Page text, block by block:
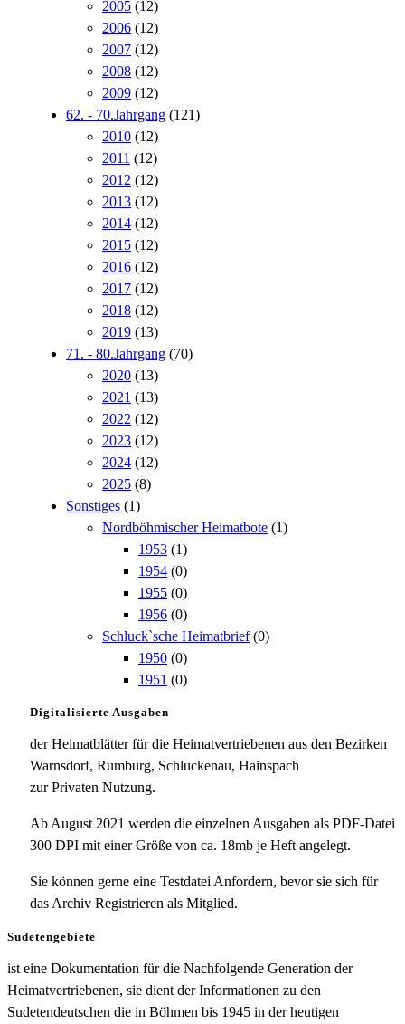
2005 (12)
2006 (12)
2007 (12)
2008 (12)
2009 (12)
62. - 70.Jahrgang (121)
2010 (12)
2011 (12)
2012 (12)
2013 (12)
2014 (12)
2015 (12)
2016 (12)
2017 (12)
2018 (12)
2019 (13)
71. - 80.Jahrgang (70)
2020 (13)
2021 (13)
2022 (12)
2023 (12)
2024 (12)
2025 (8)
Sonstiges (1)
Nordböhmischer Heimatbote (1)
1953 (1)
1954 (0)
1955 (0)
1956 (0)
Schluck`sche Heimatbrief (0)
1950 (0)
1951 (0)
Digitalisierte Ausgaben
der Heimatblätter für die Heimatvertriebenen aus den Bezirken
Warnsdorf, Rumburg, Schluckenau, Hainspach
zur Privaten Nutzung.
Ab August 2021 werden die einzelnen Ausgaben als PDF-Datei
300 DPI mit einer Größe von ca. 18mb je Heft angelegt.
Sie können gerne eine Testdatei Anfordern, bevor sie sich für
das Archiv Registrieren als Mitglied.
Sudetengebiete
ist eine Dokumentation für die Nachfolgende Generation der
Heimatvertriebenen, sie dient der Informationen zu den
Sudetendeutschen die in Böhmen bis 1945 in der heutigen